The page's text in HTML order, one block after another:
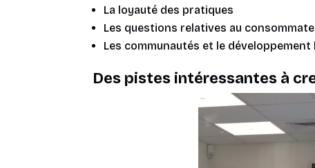
La loyauté des pratiques
Les questions relatives au
Les communautés et le développement
Des pistes intéressantes à